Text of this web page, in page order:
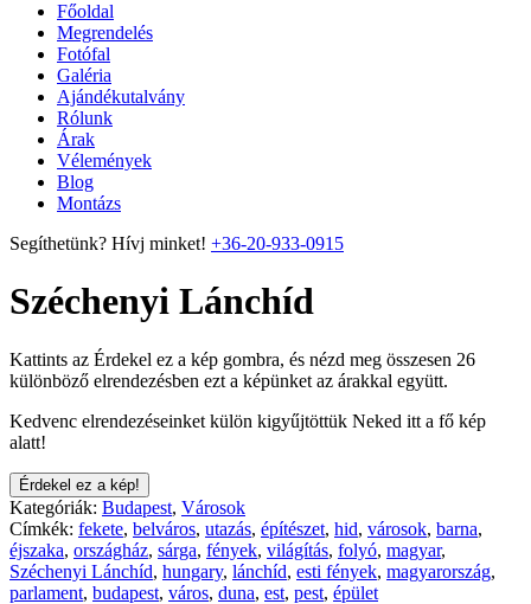
Főoldal
Megrendelés
Fotófal
Galéria
Ajándékutalvány
Rólunk
Árak
Vélemények
Blog
Montázs
Segíthetünk? Hívj minket! +36-20-933-0915
Széchenyi Lánchíd
Kattints az Érdekel ez a kép gombra, és nézd meg összesen 26
különböző elrendezésben ezt a képünket az árakkal együtt.
Kedvenc elrendezéseinket külön kigyűjtöttük Neked itt a fő kép
alatt!
Érdekel ez a kép!
Kategóriák: Budapest, Városok
Címkék: fekete, belváros, utazás, építészet, hid, városok, barna,
éjszaka, országház, sárga, fények, világítás, folyó, magyar,
Széchenyi Lánchíd, hungary, lánchíd, esti fények, magyarország,
parlament, budapest, város, duna, est, pest, épület